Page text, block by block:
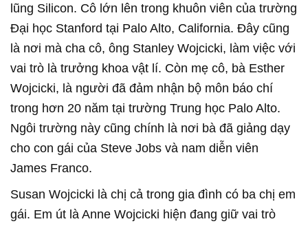
lũng Silicon. Cô lớn lên trong khuôn viên của trường
Đại học Stanford tại Palo Alto, California. Đây cũng
là nơi mà cha cô, ông Stanley Wojcicki, làm việc với
vai trò là trưởng khoa vật lí. Còn mẹ cô, bà Esther
Wojcicki, là người đã đảm nhận bộ môn báo chí
trong hơn 20 năm tại trường Trung học Palo Alto.
Ngôi trường này cũng chính là nơi bà đã giảng dạy
cho con gái của Steve Jobs và nam diễn viên
James Franco.
Susan Wojcicki là chị cả trong gia đình có ba chị em
gái. Em út là Anne Wojcicki hiện đang giữ vai trò